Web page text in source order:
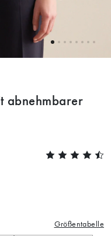
abnehmbarer
Größentabelle